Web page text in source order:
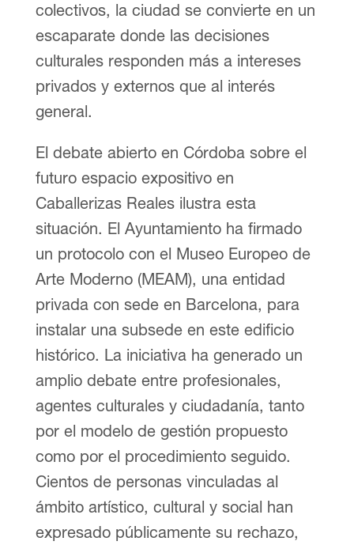
colectivos, la ciudad se convierte en un
escaparate donde las decisiones
culturales responden más a intereses
privados y externos que al interés
general.
El debate abierto en Córdoba sobre el
futuro espacio expositivo en
Caballerizas Reales ilustra esta
situación. El Ayuntamiento ha firmado
un protocolo con el Museo Europeo de
Arte Moderno (MEAM), una entidad
privada con sede en Barcelona, para
instalar una subsede en este edificio
histórico. La iniciativa ha generado un
amplio debate entre profesionales,
agentes culturales y ciudadanía, tanto
por el modelo de gestión propuesto
como por el procedimiento seguido.
Cientos de personas vinculadas al
ámbito artístico, cultural y social han
expresado públicamente su rechazo,